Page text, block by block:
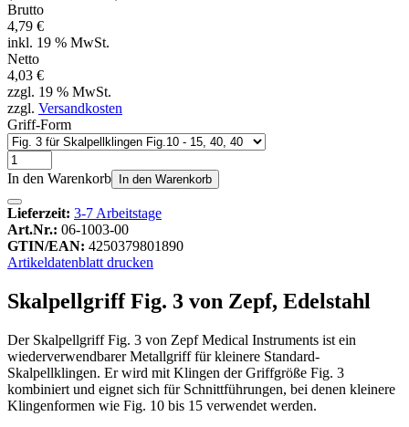
Brutto
4,79 €
inkl. 19 % MwSt.
Netto
4,03 €
zzgl. 19 % MwSt.
zzgl. Versandkosten
Griff-Form
In den Warenkorb In den Warenkorb
Lieferzeit: 3-7 Arbeitstage
Art.Nr.: 06-1003-00
GTIN/EAN: 4250379801890
Artikeldatenblatt drucken
Skalpellgriff Fig. 3 von Zepf, Edelstahl
Der Skalpellgriff Fig. 3 von Zepf Medical Instruments ist ein
wiederverwendbarer Metallgriff für kleinere Standard-
Skalpellklingen. Er wird mit Klingen der Griffgröße Fig. 3
kombiniert und eignet sich für Schnittführungen, bei denen kleinere
Klingenformen wie Fig. 10 bis 15 verwendet werden.